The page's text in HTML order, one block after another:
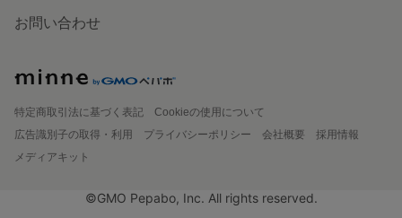
お問い合わせ
特定商取引法に基づく表記
Cookieの使用について
広告識別子の取得・利用
プライバシーポリシー 会社概要
採用情報
メディアキット
©GMO Pepabo, Inc. All rights reserved.